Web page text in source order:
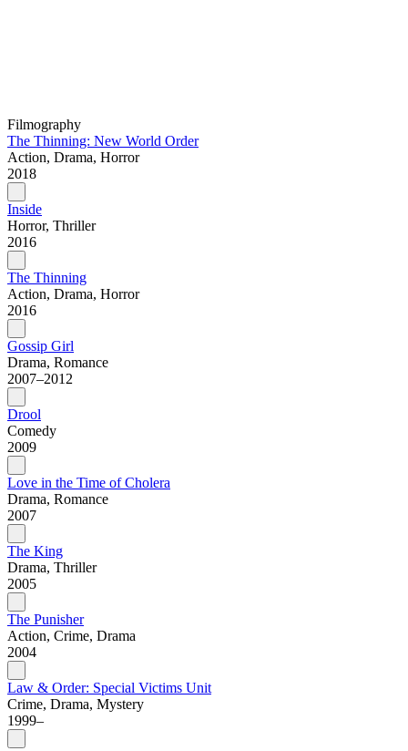
Filmography
The Thinning: New World Order
Action, Drama, Horror
2018
Inside
Horror, Thriller
2016
The Thinning
Action, Drama, Horror
2016
Gossip Girl
Drama, Romance
2007–2012
Drool
Comedy
2009
Love in the Time of Cholera
Drama, Romance
2007
The King
Drama, Thriller
2005
The Punisher
Action, Crime, Drama
2004
Law & Order: Special Victims Unit
Crime, Drama, Mystery
1999–